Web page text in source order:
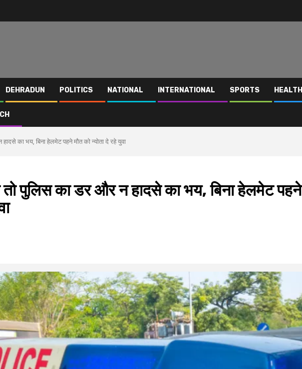
DEHRADUN POLITICS NATIONAL INTERNATIONAL SPORTS HEALTH
का भय, बिना हेलमेट पहने मौत को न्योता दे रहे युवा
पुलिस का डर और न हादसे का भय, बिना हेलमेट पहने